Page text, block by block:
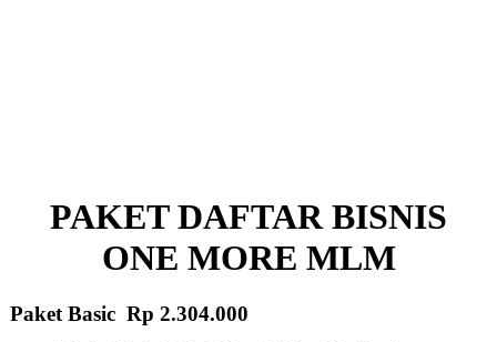
PAKET DAFTAR BISNIS
ONE MORE MLM
Paket Basic Rp 2.304.000